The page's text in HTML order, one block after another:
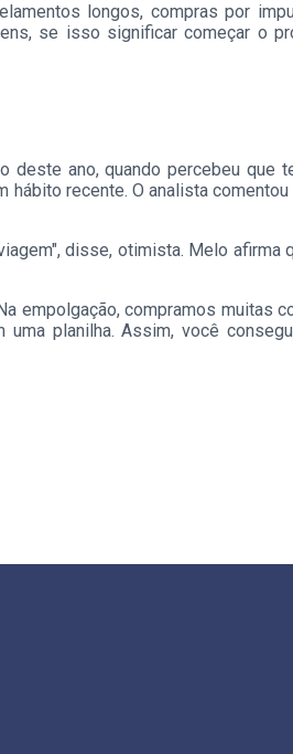
longos, compras por
se isso significar começar o
deste ano, quando percebeu que
hábito recente. O analista
disse, otimista. Melo
empolgação, compramos muitas
planilha. Assim, você